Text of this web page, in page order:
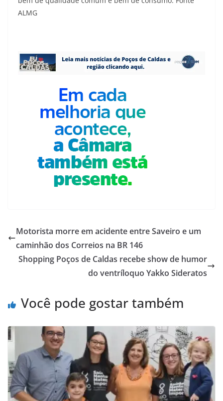
ALMG
Motorista morre em acidente entre Saveiro e um
caminhão dos Correios na BR 146
Shopping Poços de Caldas recebe show de humor
do ventríloquo Yakko Sideratos
Você pode gostar também